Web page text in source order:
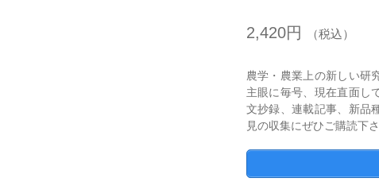
2,420円 （税込）
農学・農業上の新しい研
主眼に毎号、現在直面し
文抄録、連載記事、新品
見の収集にぜひご購読下